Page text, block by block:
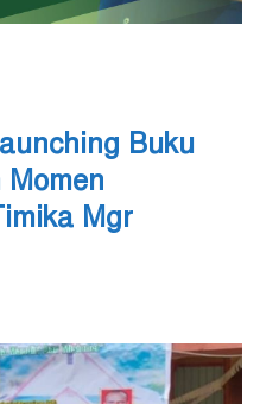
Buku
Mgr